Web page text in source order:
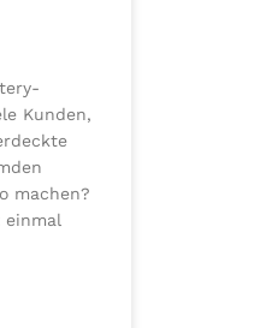
Kunden,
machen?
einmal